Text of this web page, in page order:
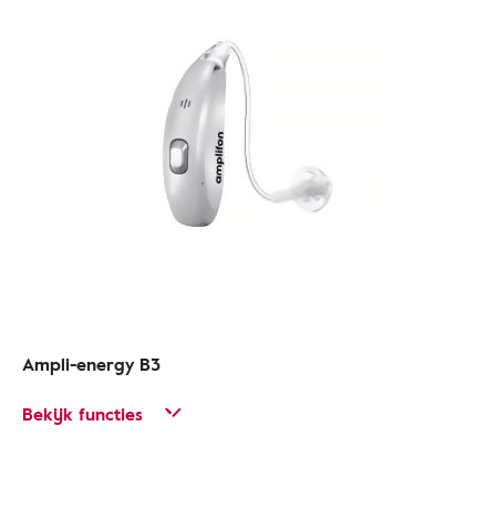
Ampli-energy B3
Bekijk functies